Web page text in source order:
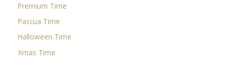
Premium Time
Pascua Time
Halloween Time
Xmas Time